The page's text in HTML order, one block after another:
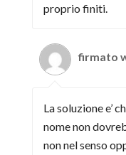
proprio finiti.
firmato
La soluzione e’
nome non
non nel senso